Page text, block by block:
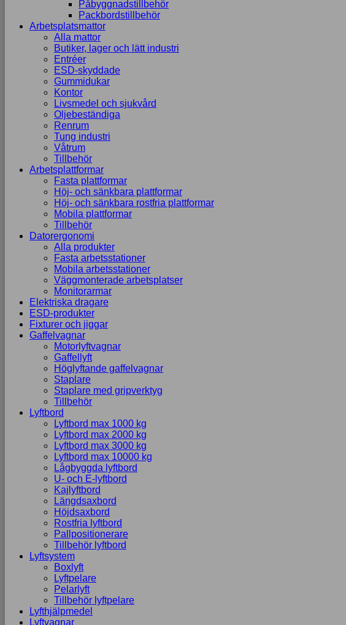
Påbyggnadstillbehör
Packbordstillbehör
Arbetsplatsmattor
Alla mattor
Butiker, lager och lätt industri
Entréer
ESD-skyddade
Gummidukar
Kontor
Livsmedel och sjukvård
Oljebeständiga
Renrum
Tung industri
Våtrum
Tillbehör
Arbetsplattformar
Fasta plattformar
Höj- och sänkbara plattformar
Höj- och sänkbara rostfria plattformar
Mobila plattformar
Tillbehör
Datorergonomi
Alla produkter
Fasta arbetsstationer
Mobila arbetsstationer
Väggmonterade arbetsplatser
Monitorarmar
Elektriska dragare
ESD-produkter
Fixturer och jiggar
Gaffelvagnar
Motorlyftvagnar
Gaffellyft
Höglyftande gaffelvagnar
Staplare
Staplare med gripverktyg
Tillbehör
Lyftbord
Lyftbord max 1000 kg
Lyftbord max 2000 kg
Lyftbord max 3000 kg
Lyftbord max 10000 kg
Lågbyggda lyftbord
U- och E-lyftbord
Kajlyftbord
Längdsaxbord
Höjdsaxbord
Rostfria lyftbord
Pallpositionerare
Tillbehör lyftbord
Lyftsystem
Boxlyft
Lyftpelare
Pelarlyft
Tillbehör lyftpelare
Lyfthjälpmedel
Lyftvagnar